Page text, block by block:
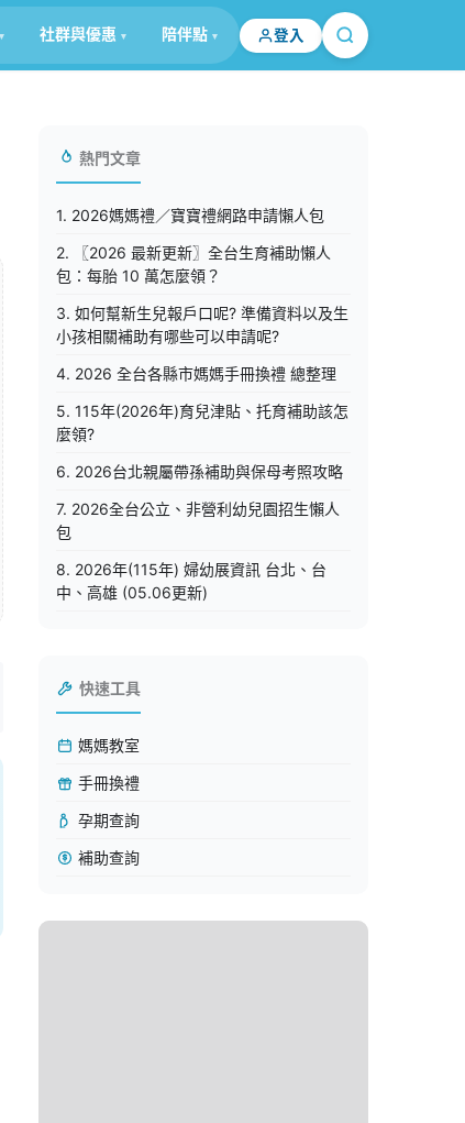
社群與優惠 陪伴點 登入
熱門文章
1. 2026媽媽禮／寶寶禮網路申請懶人包
2. 〖2026 最新更新〗全台生育補助懶人
包：每胎 10 萬怎麼領？
3. 如何幫新生兒報戶口呢? 準備資料以及生
小孩相關補助有哪些可以申請呢?
4. 2026 全台各縣市媽媽手冊換禮 總整理
5. 115年(2026年)育兒津貼、托育補助該怎
麼領?
6. 2026台北親屬帶孫補助與保母考照攻略
7. 2026全台公立、非營利幼兒園招生懶人
包
8. 2026年(115年) 婦幼展資訊 台北、台
中、高雄 (05.06更新)
快速工具
媽媽教室
手冊換禮
孕期查詢
補助查詢